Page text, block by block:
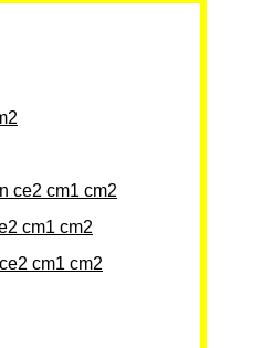
ce2 cm1 cm2
cm1 cm2
cm1 cm2